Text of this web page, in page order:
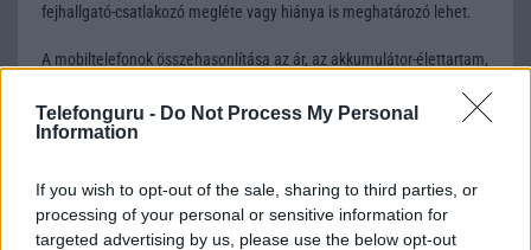
Telefonguru - Do Not Process My Personal
Information
If you wish to opt-out of the sale, sharing to third parties, or
processing of your personal or sensitive information for
targeted advertising by us, please use the below opt-out
fejhallgató-csatlakozó megléte vagy hiánya is meghatározó lehet.
A mobiltelefonok összehasonlítása az ár, az akkumulátor-élettartam,
kialakítás szempontjából döntő fontosságú lehet. Ezek a
szempontok kritikusak ahhoz, hogy megtaláljuk azokat a
Végül azt is fontos tudni, hogy a mobiltelefonok összehasonlítása